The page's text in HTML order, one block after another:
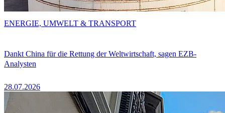
Dankt China für die Rettung der Weltwirtschaft, sagen EZB-
Analysten
28.07.2026
ENERGIE, UMWELT & TRANSPORT